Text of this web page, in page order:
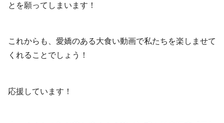
とを願ってしまいます！
これからも、愛嬌のある大食い動画で私たちを楽しませて
くれることでしょう！
応援しています！